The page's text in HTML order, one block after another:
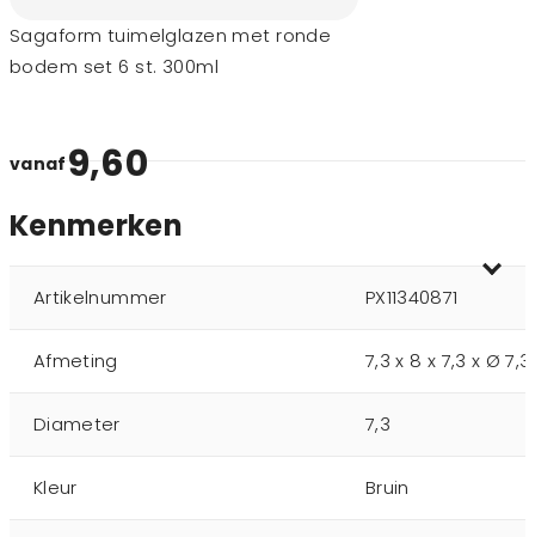
Sagaform tuimelglazen met ronde
bodem set 6 st. 300ml
vanaf 9,60
Kenmerken
Artikelnummer PX11340871
Afmeting 7,3 x 8 x 7,3 x Ø
Diameter 7,3
Kleur Bruin